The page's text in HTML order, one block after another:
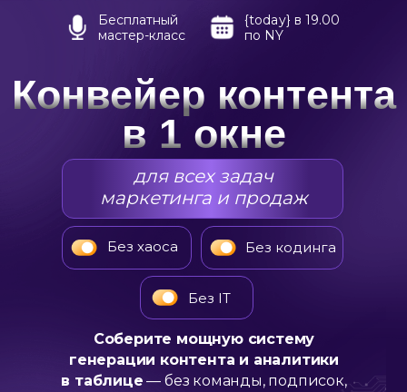
Конвейер контента
в 1 окне
для всех задач
маркетинга и продаж
Без хаоса Без кодинга
Без IT
Соберите мощную систему
генерации контента и аналитики
в таблице — без команды, подписок,
Бесплатный
мастер-класс
{today} в 19.00
по NY